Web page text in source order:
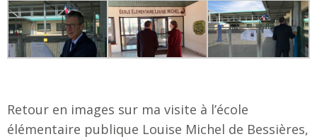
Retour en images sur ma visite à l’école
élémentaire publique Louise Michel de Bessières,